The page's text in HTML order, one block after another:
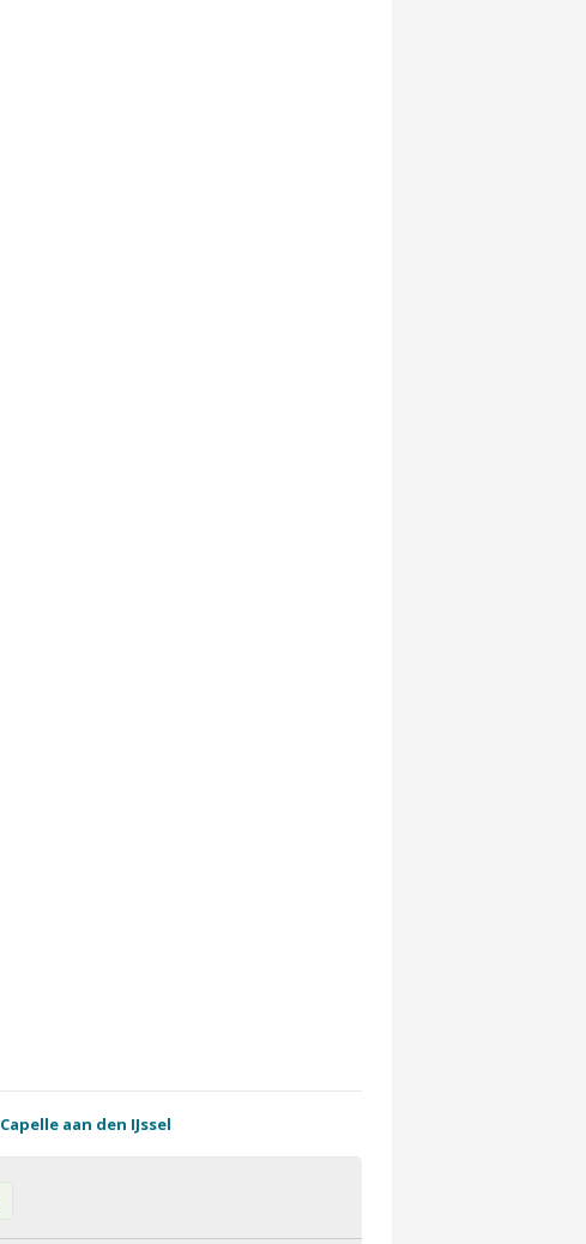
Capelle aan den IJssel